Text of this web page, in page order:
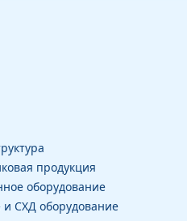
продукция
оборудование
и СХД оборудование